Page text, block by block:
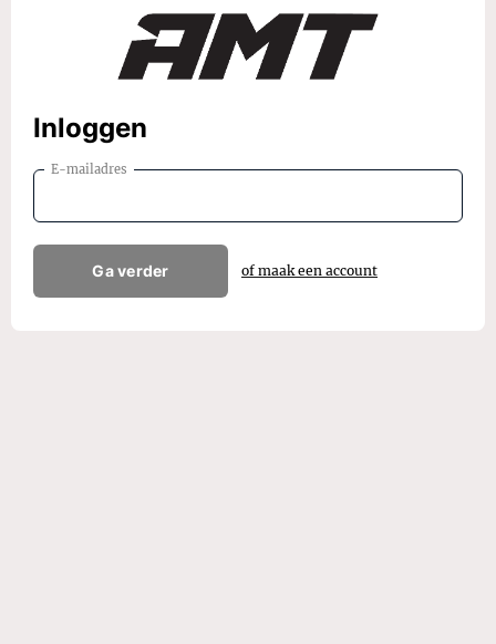
Inloggen
E-mailadres
Ga verder of maak een account